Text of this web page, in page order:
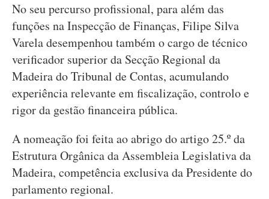
No seu percurso profissional, para além das
funções na Inspecção de Finanças, Filipe Silva
Varela desempenhou também o cargo de técnico
verificador superior da Secção Regional da
Madeira do Tribunal de Contas, acumulando
experiência relevante em fiscalização, controlo e
rigor da gestão financeira pública.
A nomeação foi feita ao abrigo do artigo 25.º da
Estrutura Orgânica da Assembleia Legislativa da
Madeira, competência exclusiva da Presidente do
parlamento regional.